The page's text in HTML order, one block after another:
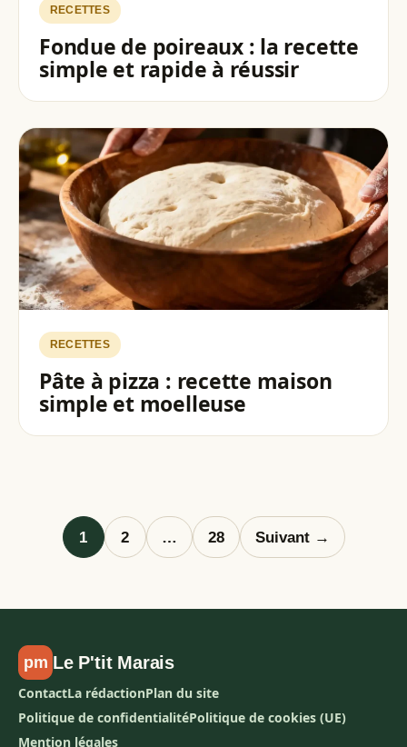
RECETTES
Fondue de poireaux : la recette
simple et rapide à réussir
RECETTES
Pâte à pizza : recette maison
simple et moelleuse
Pagination des
1 2 … 28 Suivant →
pm Le P'tit Marais
ContactLa rédactionPlan du site
Politique de confidentialitéPolitique de cookies (UE)
Mention légales